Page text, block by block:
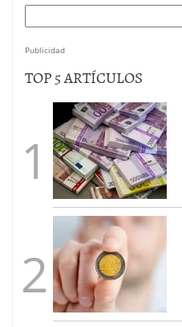
Publicidad
TOP 5 ARTÍCULOS